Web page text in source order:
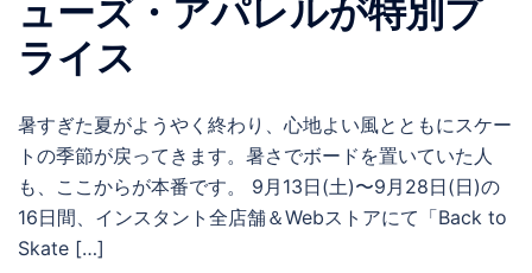
ューズ・アパレルが特別プ
ライス
暑すぎた夏がようやく終わり、心地よい風とともにスケー
トの季節が戻ってきます。暑さでボードを置いていた人
も、ここからが本番です。 9月13日(土)〜9月28日(日)の
16日間、インスタント全店舗＆Webストアにて「Back to
Skate […]